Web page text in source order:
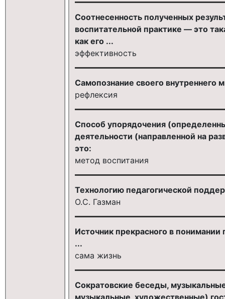
Соотнесенность полученных
воспитательной практике — это
как его ...
эффективность
Самопознание своего внутреннего
рефлексия
Способ упорядочения
деятельности (направленной на
это:
метод воспитания
Технологию педагогической
О.С. Газман
Источник прекрасного в
...
сама жизнь
Сократовские беседы,
музыкальные, художественные)